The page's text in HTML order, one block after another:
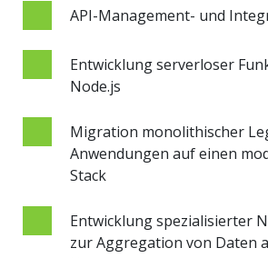
API-Management- und
Entwicklung serverloser
Node.js
Migration monolithischer
Anwendungen auf einen
Stack
Entwicklung spezialisierter
zur Aggregation von Daten